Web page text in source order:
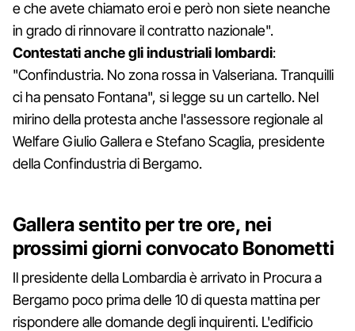
e che avete chiamato eroi e però non siete neanche
in grado di rinnovare il contratto nazionale".
Contestati anche gli industriali lombardi:
"Confindustria. No zona rossa in Valseriana. Tranquilli
ci ha pensato Fontana", si legge su un cartello. Nel
mirino della protesta anche l'assessore regionale al
Welfare Giulio Gallera e Stefano Scaglia, presidente
della Confindustria di Bergamo.
Gallera sentito per tre ore, nei
prossimi giorni convocato Bonometti
Il presidente della Lombardia è arrivato in Procura a
Bergamo poco prima delle 10 di questa mattina per
rispondere alle domande degli inquirenti. L'edificio